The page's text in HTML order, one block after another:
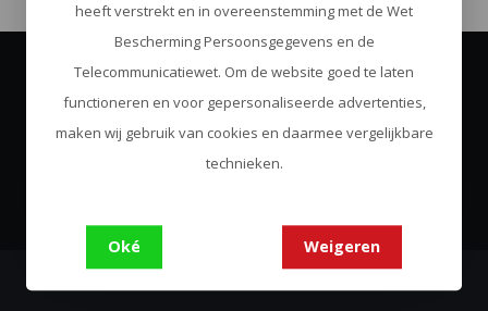
Abonneer je op onze nieuwsbrief
Blijf op de hoogte over onze laatste acties
heeft verstrekt en in overeenstemming met de Wet
Bescherming Persoonsgegevens en de
Telecommunicatiewet. Om de website goed te laten
functioneren en voor gepersonaliseerde advertenties,
maken wij gebruik van cookies en daarmee vergelijkbare
technieken.
Oké Weigeren